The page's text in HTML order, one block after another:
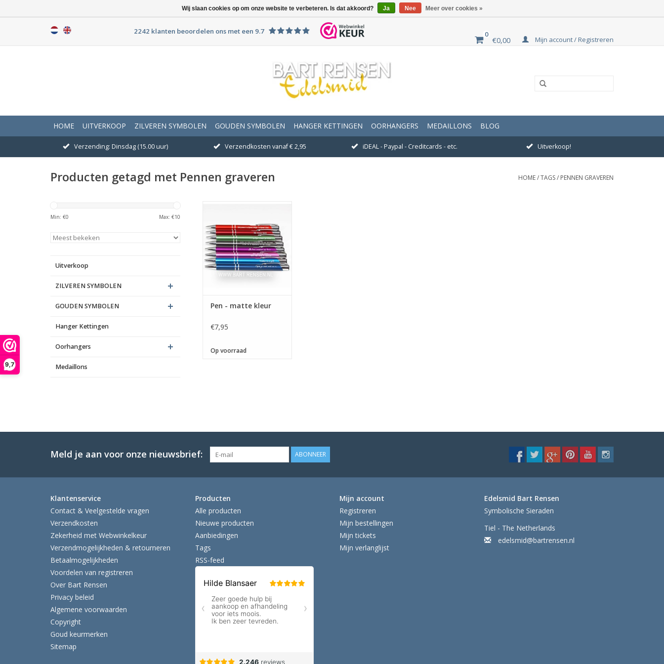
9,7
2242 klanten beoordelen ons met een 9.7 0
€0,00 Mijn account / Registreren
HOME UITVERKOOP ZILVEREN SYMBOLEN GOUDEN SYMBOLEN HANGER KETTINGEN OORHANGERS MEDAILLONS BLOG
Verzending: Dinsdag (15.00 uur) Verzendkosten vanaf € 2,95 iDEAL - Paypal - Creditcards - etc. Uitverkoop!
Producten getagd met Pennen graveren HOME/TAGS/ PENNEN GRAVEREN
Min: €0 Max: €10
Uitverkoop
ZILVEREN SYMBOLEN
GOUDEN SYMBOLEN
Hanger Kettingen
Oorhangers
Medaillons
regenboog van vrolijke
kleuren met een matte huls
afwerking.
Pen - matte kleur
€7,95
Op voorraad
Meld je aan voor onze nieuwsbrief: ABONNEER
Klantenservice
Contact & Veelgestelde vragen
Verzendkosten
Zekerheid met Webwinkelkeur
Verzendmogelijkheden & retourneren
Betaalmogelijkheden
Voordelen van registreren
Over Bart Rensen
Privacy beleid
Algemene voorwaarden
Copyright
Goud keurmerken
Sitemap
Producten
Alle producten
Nieuwe producten
Aanbiedingen
Tags
RSS-feed
Mijn account
Registreren
Mijn bestellingen
Mijn tickets
Mijn verlanglijst
Edelsmid Bart Rensen
Symbolische Sieraden
Tiel - The Netherlands
edelsmid@bartrensen.nl
Wij slaan cookies op om onze website te verbeteren. Is dat akkoord? Ja Nee Meer over cookies »